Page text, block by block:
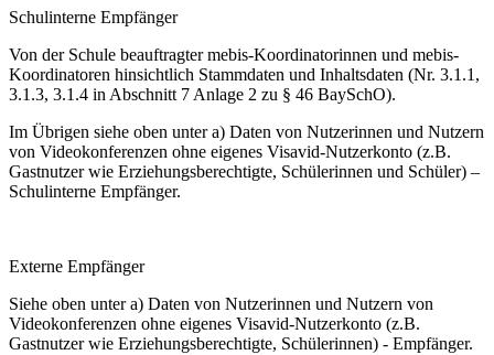
Schulinterne Empfänger
Von der Schule beauftragter mebis-Koordinatorinnen und mebis-
Koordinatoren hinsichtlich Stammdaten und Inhaltsdaten (Nr. 3.1.1,
3.1.3, 3.1.4 in Abschnitt 7 Anlage 2 zu § 46 BaySchO).
Im Übrigen siehe oben unter a) Daten von Nutzerinnen und Nutzern
von Videokonferenzen ohne eigenes Visavid-Nutzerkonto (z.B.
Gastnutzer wie Erziehungsberechtigte, Schülerinnen und Schüler) –
Schulinterne Empfänger.
Externe Empfänger
Siehe oben unter a) Daten von Nutzerinnen und Nutzern von
Videokonferenzen ohne eigenes Visavid-Nutzerkonto (z.B.
Gastnutzer wie Erziehungsberechtigte, Schülerinnen) - Empfänger.